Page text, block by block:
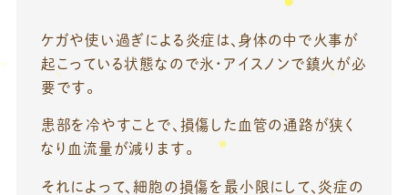
ケガや使い過ぎによる炎症は、身体の中で火事が
起こっている状態なので氷・アイスノンで鎮火が必
要です。
患部を冷やすことで、損傷した血管の通路が狭く
なり血流量が減ります。
それによって、細胞の損傷を最小限にして、炎症の